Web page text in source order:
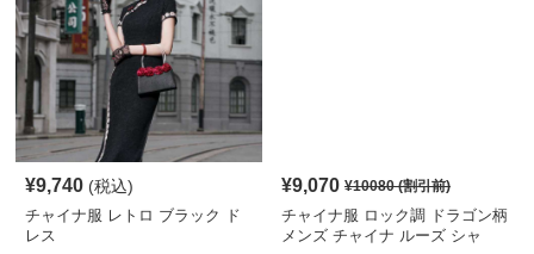
¥9,740 (税込)
チャイナ服 レトロ ブラック ド
レス
¥9,070 ¥10080(割引前)
チャイナ服 ロック調 ドラゴン柄
メンズ チャイナ ルーズ シャ